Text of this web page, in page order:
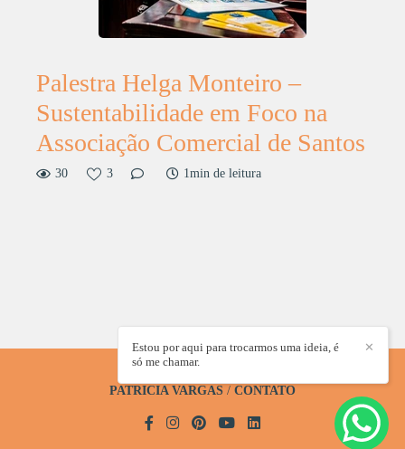
Palestra Helga Monteiro –
Sustentabilidade em Foco na
Associação Comercial de Santos
30 3 1min de leitura
PATRICIA VARGAS / CONTATO
✕
Estou por aqui para trocarmos uma ideia, é
só me chamar.